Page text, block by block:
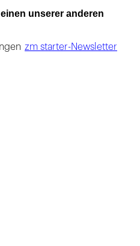
unserer anderen
zm starter-Newsletter